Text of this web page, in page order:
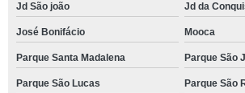
Jd São joão Jd da
José Bonifácio Mooca
Parque Santa Madalena Parque São
Parque São Lucas Parque São